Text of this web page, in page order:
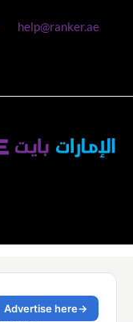
help@ranker.ae